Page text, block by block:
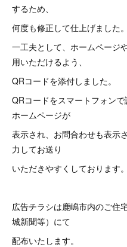
するため、
何度も修正して仕上げました。
一工夫として、ホームページ
用いただけるよう、
QRコードを添付しました。
QRコードをスマートフォン
ホームページが
表示され、お問合わせも表示
力してお送り
いただきやすくしております。
広告チラシは鹿嶋市内のご住
城新聞等）にて
配布いたします。